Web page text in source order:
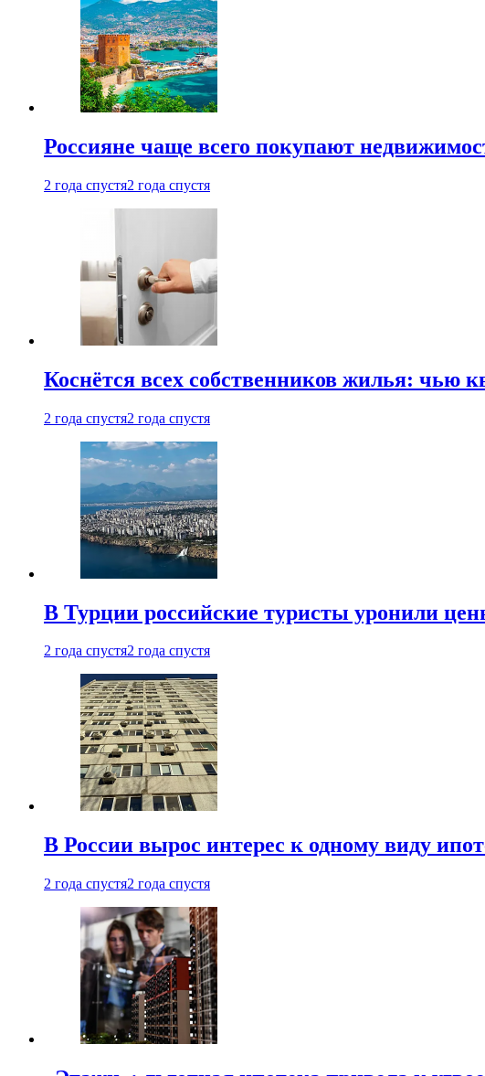
Россияне чаще всего покупают
2 года спустя2 года спустя
Коснётся всех собственников жилья: чью
2 года спустя2 года спустя
В Турции российские туристы уронили
2 года спустя2 года спустя
В России вырос интерес к одному виду
2 года спустя2 года спустя